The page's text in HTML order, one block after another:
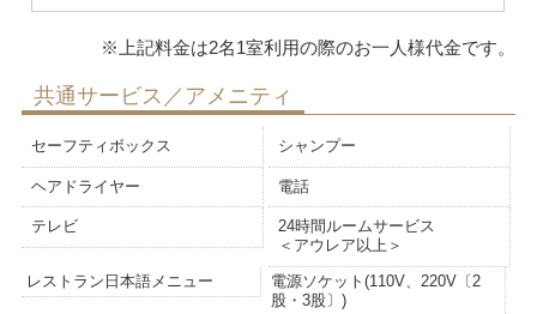
共通サービス／アメニティ
セーフティボックス シャンプー
ヘアドライヤー 電話
テレビ
24時間ルームサービス
＜アウレア以上＞
レストラン日本語メニュー
電源ソケット(110V、220V〔2
股・3股〕)